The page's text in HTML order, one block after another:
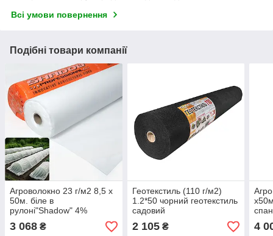
Всі умови повернення
Подібні товари компанії
Агроволокно 23 г/м2 8,5 х
50м. біле в
рулоні"Shadow" 4%
укривний матеріал для
розсади
3 068 ₴
Геотекстиль (110 г/м2)
1.2*50 чорний геотекстиль
садовий
2 105₴ 4